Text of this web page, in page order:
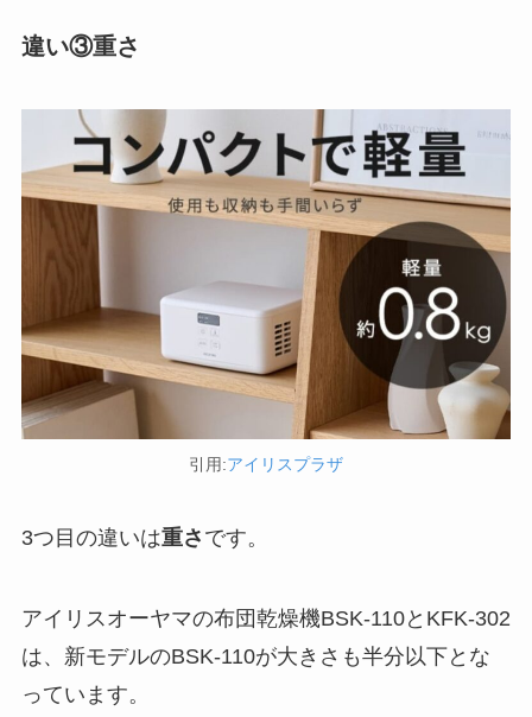
違い③重さ
引用:アイリスプラザ
3つ目の違いは重さ です。
アイリスオーヤマの布団乾燥機BSK-110とKFK-302
は、新モデルのBSK-110が大きさも半分以下とな
っています。